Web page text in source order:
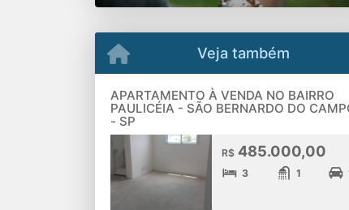
Veja também
APARTAMENTO À VENDA NO BAIRRO
PAULICÉIA - SÃO BERNARDO DO
- SP
R$485.000,00
3 1